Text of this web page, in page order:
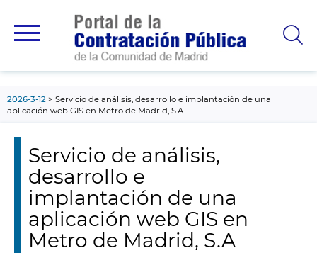
principal
2026-3-12
Servicio de análisis, desarrollo e implantación de una
aplicación web GIS en Metro de Madrid, S.A
Servicio de análisis,
desarrollo e
implantación de una
aplicación web GIS en
Metro de Madrid, S.A